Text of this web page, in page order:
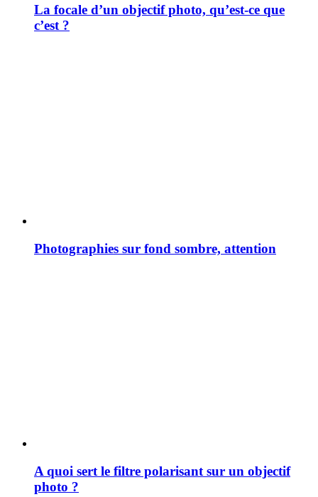
La focale d’un objectif photo, qu’est-ce que
c’est ?
Photographies sur fond sombre, attention
A quoi sert le filtre polarisant sur un objectif
photo ?